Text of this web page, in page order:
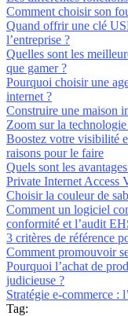
Comment choisir son
Quand offrir une clé
l’entreprise ?
Quelles sont les
que gamer ?
Pourquoi choisir une
internet ?
Construire une maison
Zoom sur la
Boostez votre visibilité
raisons pour le faire
Quels sont les
Private Internet Access
Choisir la couleur de
Comment un logiciel
conformité et l’audit
3 critères de référence
Comment promouvoir
Pourquoi l’achat de
judicieuse ?
Stratégie e-commerce :
Tag: